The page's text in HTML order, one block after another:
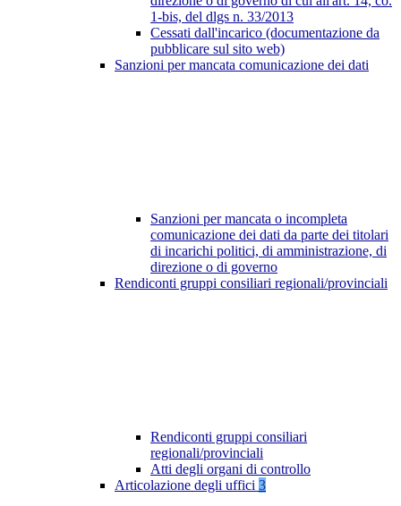
1-bis, del dlgs n. 33/2013
Cessati dall'incarico (documentazione da
pubblicare sul sito web)
Sanzioni per mancata comunicazione dei dati
Sanzioni per mancata o incompleta
comunicazione dei dati da parte dei titolari
di incarichi politici, di amministrazione, di
direzione o di governo
Rendiconti gruppi consiliari regionali/provinciali
Rendiconti gruppi consiliari
regionali/provinciali
Atti degli organi di controllo
Articolazione degli uffici 3